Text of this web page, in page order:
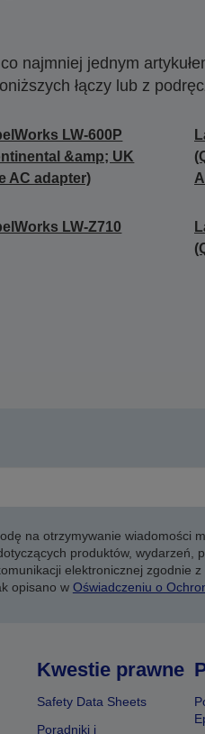
najmniej jednym
łączy lub z
LW-600P
&amp; UK
AC adapter)
LW-Z710
na otrzymywanie wiadomości
produktów, wydarzeń,
elektronicznej zgodnie
opisano w Oświadczeniu o
Kwestie prawne
Safety Data Sheets
Poradniki i